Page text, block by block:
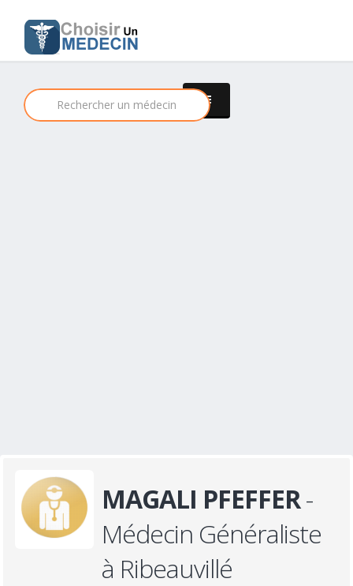
MAGALI PFEFFER-
Médecin Généraliste
à Ribeauvillé